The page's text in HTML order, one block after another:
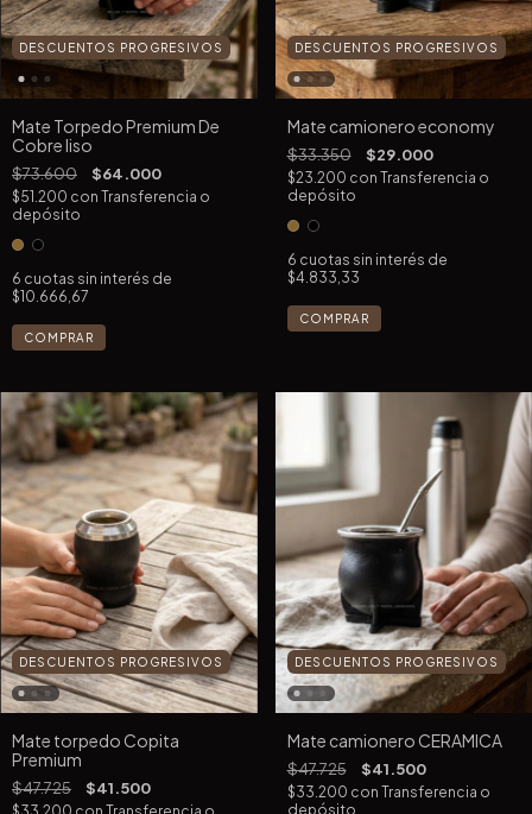
DESCUENTOS PROGRESIVOS
Mate Torpedo Premium De
Cobre liso
$73.600 $64.000
$51.200 con Transferencia o
depósito
6 cuotas sin interés de
$10.666,67
COMPRAR
DESCUENTOS PROGRESIVOS
Mate camionero economy
$33.350 $29.000
$23.200 con Transferencia o
depósito
6 cuotas sin interés de
$4.833,33
COMPRAR
DESCUENTOS PROGRESIVOS
Mate torpedo Copita
Premium
$47.725 $41.500
DESCUENTOS PROGRESIVOS
Mate camionero CERAMICA
$47.725 $41.500
$33.200 con Transferencia o
depósito